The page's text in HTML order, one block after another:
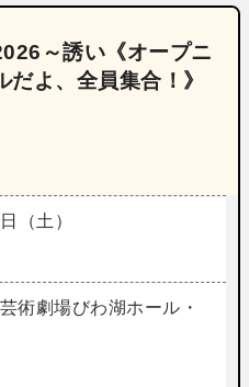
～誘い《オープニ
よ、全員集合！》
（土）
術劇場びわ湖ホール・